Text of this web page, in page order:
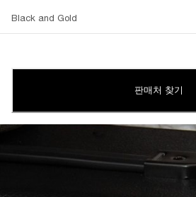
Black and Gold
판매처 찾기